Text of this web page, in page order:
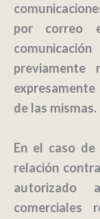
por correo
previamente
de las mismas.
En el caso
relación
autorizado